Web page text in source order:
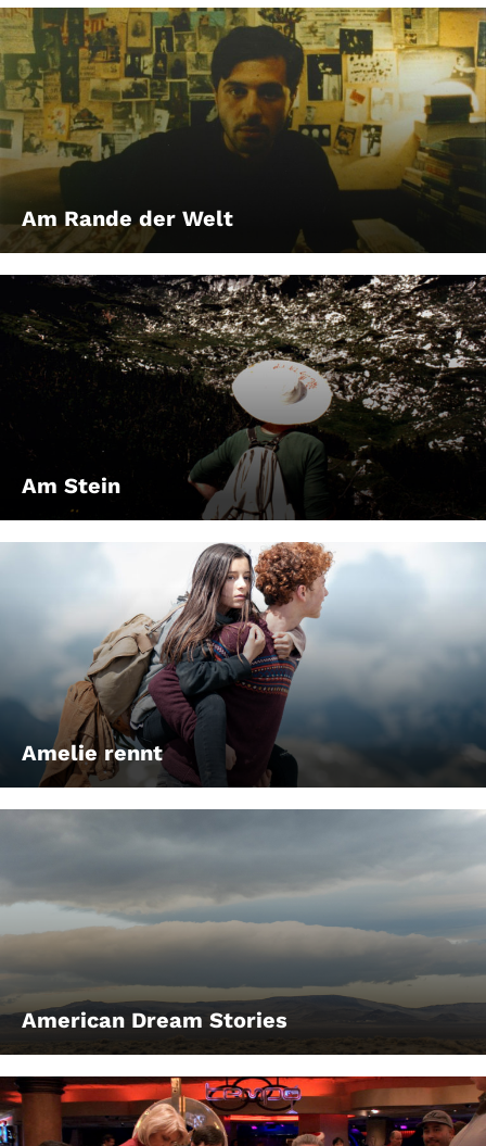
Am Rande der Welt
Am Stein
Amelie rennt
American Dream Stories